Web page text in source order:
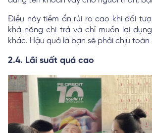
Điều này tiềm ẩn rủi ro cao khi đối
khả năng chi trả và chỉ muốn lợi
khác. Hậu quả là bạn sẽ phải chịu
2.4. Lãi suất quá cao